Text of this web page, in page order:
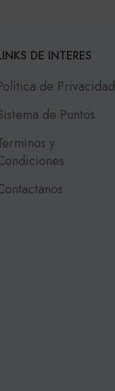
DE INTERES
de Privacidad
de Puntos
y